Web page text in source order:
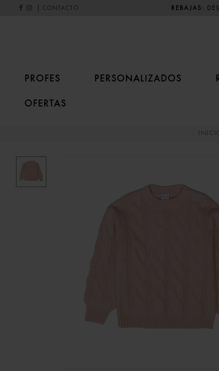
CONTACTO REBAJAS:
PROFES PERSONALIZADOS
OFERTAS